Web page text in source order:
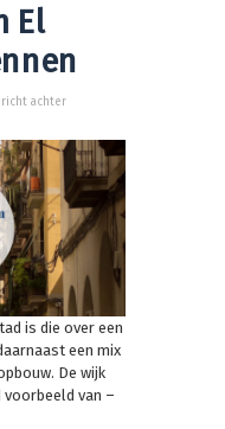
El
achter
is die over een
een mix
De wijk
voorbeeld van –